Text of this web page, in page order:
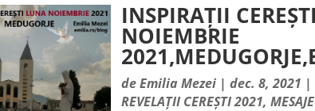
INSPIRAȚII
NOIEMBRIE
deEmilia Mezei |dec. 8, 2021 |
REVELAȚII CEREȘTI 2021,